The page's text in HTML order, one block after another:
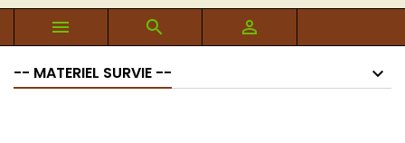
  
-- MATERIEL SURVIE --